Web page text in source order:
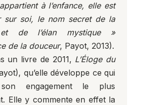
à l’enfance, elle est
sur soi, le nom secret de la
de l’élan mystique »
de la douceur, Payot, 2013).
un livre de 2011, L’Éloge du
qu’elle développe ce qui
engagement le plus
Elle y commente en effet la